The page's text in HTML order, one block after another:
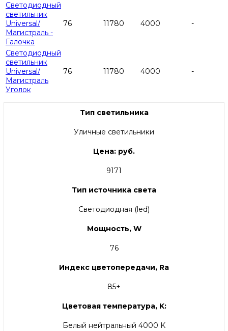
Светодиодный
светильник
Universal/
Магистраль -
Галочка
76 11780 4000 -
Светодиодный
светильник
Universal/
Магистраль
Уголок
76 11780 4000 -
Тип светильника
Уличные светильники
Цена: руб.
9171
Тип источника света
Светодиодная (led)
Мощность, W
76
Индекс цветопередачи, Ra
85+
Цветовая температура, K:
Белый нейтральный 4000 K